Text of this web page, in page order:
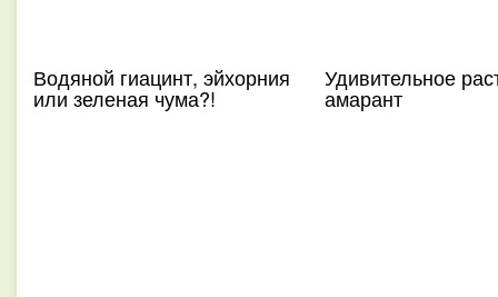
Водяной гиацинт, эйхорния
или зеленая чума?!
Удивительное
амарант